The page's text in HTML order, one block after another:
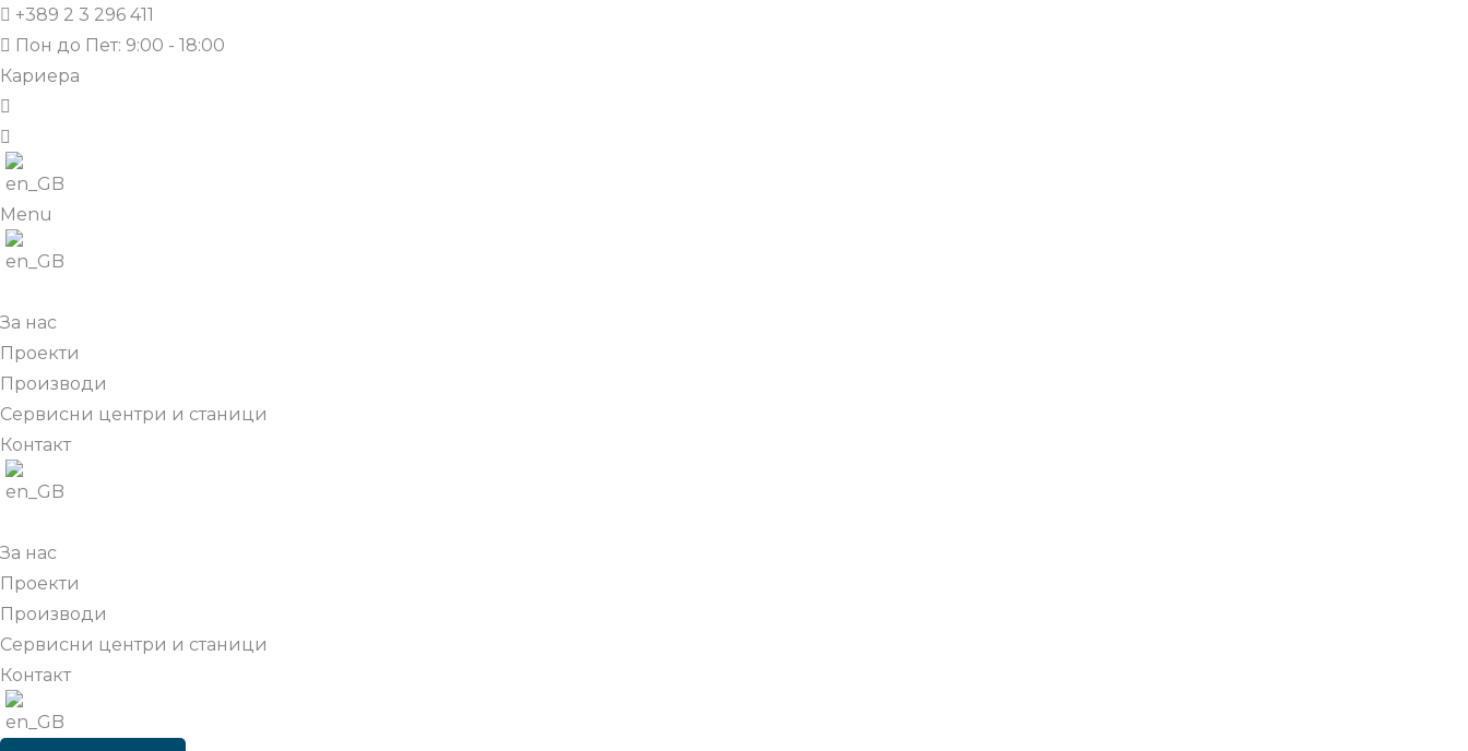
+389 2 3 296 411
Пон до Пет: 9:00 - 18:00
Кариера
Menu
За нас
Проекти
Производи
Сервисни центри и станици
Контакт
За нас
Проекти
Производи
Сервисни центри и станици
Контакт